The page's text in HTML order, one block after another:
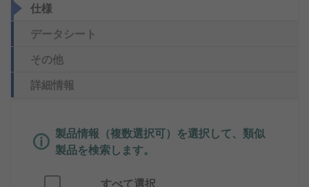
仕様
データシート
その他
詳細情報
製品情報（複数選択可）を選択して、類似
製品を検索します。
すべて選択